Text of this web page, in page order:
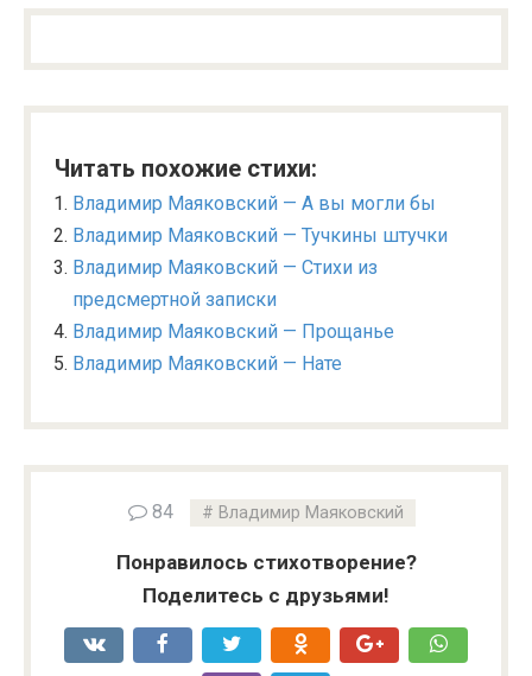
Читать похожие стихи:
Владимир Маяковский — А вы могли бы
Владимир Маяковский — Тучкины штучки
Владимир Маяковский — Стихи из
предсмертной записки
Владимир Маяковский — Прощанье
Владимир Маяковский — Нате
84 Владимир Маяковский
Понравилось стихотворение?
Поделитесь с друзьями!